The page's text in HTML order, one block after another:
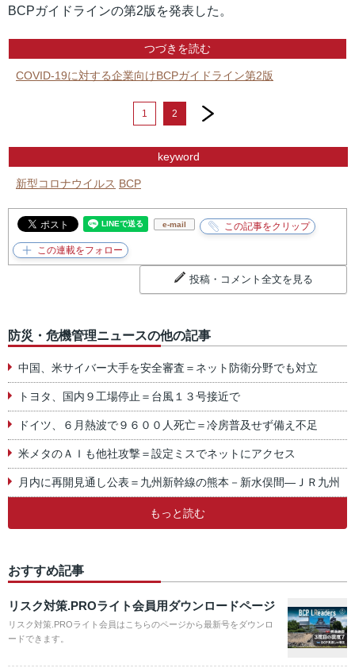
BCPガイドラインの第2版を発表した。
つづきを読む
COVID-19に対する企業向けBCPガイドライン第2版
1 2
next
keyword
新型コロナウイルス BCP
e-mail
投稿・コメント全文を見る
防災・危機管理ニュースの他の記事
中国、米サイバー大手を安全審査＝ネット防衛分野でも対立
トヨタ、国内９工場停止＝台風１３号接近で
ドイツ、６月熱波で９６００人死亡＝冷房普及せず備え不足
米メタのＡＩも他社攻撃＝設定ミスでネットにアクセス
月内に再開見通し公表＝九州新幹線の熊本－新水俣間―ＪＲ九州
もっと読む
おすすめ記事
リスク対策.PROライト会員用ダウンロードページ
リスク対策.PROライト会員はこちらのページから最新号をダウンロ
ードできます。